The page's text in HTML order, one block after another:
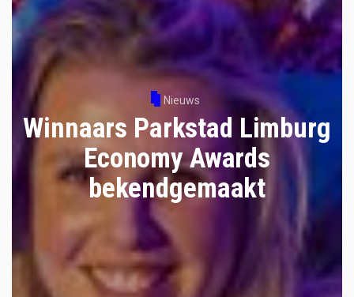
Nieuws
Winnaars Parkstad Limburg
Economy Awards
bekendgemaakt